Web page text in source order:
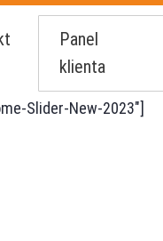
Panel
klienta
Slider-New-2023″]